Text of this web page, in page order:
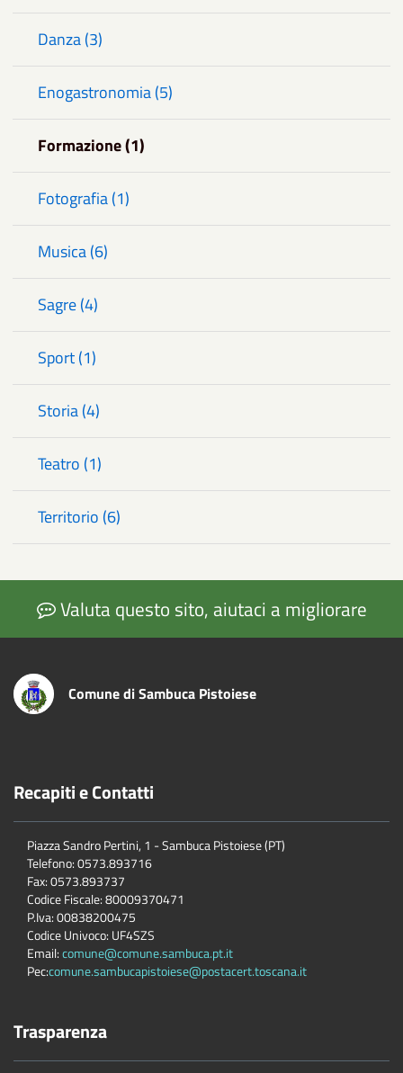
Danza (3)
Enogastronomia (5)
Formazione (1)
Fotografia (1)
Musica (6)
Sagre (4)
Sport (1)
Storia (4)
Teatro (1)
Territorio (6)
Valuta questo sito, aiutaci a migliorare
Comune di Sambuca Pistoiese
Recapiti e Contatti
Piazza Sandro Pertini, 1 - Sambuca Pistoiese (PT)
Telefono: 0573.893716
Fax: 0573.893737
Codice Fiscale: 80009370471
P.Iva: 00838200475
Codice Univoco: UF4SZS
Email:comune@comune.sambuca.pt.it
Pec:comune.sambucapistoiese@postacert.toscana.it
Trasparenza